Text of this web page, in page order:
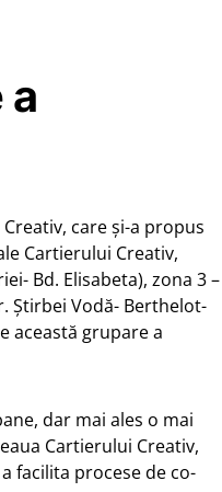
a
care și-a propus
Cartierului Creativ,
Bd. Elisabeta), zona 3 –
Știrbei Vodă- Berthelot-
această grupare a
dar mai ales o mai
Cartierului Creativ,
facilita procese de co-